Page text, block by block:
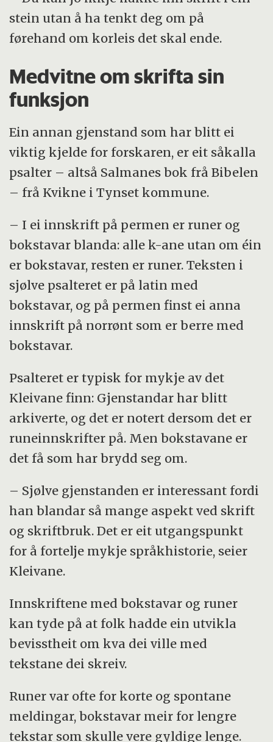
stein utan å ha tenkt deg om på
førehand om korleis det skal ende.
Medvitne om skrifta sin
funksjon
Ein annan gjenstand som har blitt ei
viktig kjelde for forskaren, er eit såkalla
psalter – altså Salmanes bok frå Bibelen
– frå Kvikne i Tynset kommune.
– I ei innskrift på permen er runer og
bokstavar blanda: alle k-ane utan om éin
er bokstavar, resten er runer. Teksten i
sjølve psalteret er på latin med
bokstavar, og på permen finst ei anna
innskrift på norrønt som er berre med
bokstavar.
Psalteret er typisk for mykje av det
Kleivane finn: Gjenstandar har blitt
arkiverte, og det er notert dersom det er
runeinnskrifter på. Men bokstavane er
det få som har brydd seg om.
– Sjølve gjenstanden er interessant fordi
han blandar så mange aspekt ved skrift
og skriftbruk. Det er eit utgangspunkt
for å fortelje mykje språkhistorie, seier
Kleivane.
Innskriftene med bokstavar og runer
kan tyde på at folk hadde ein utvikla
bevisstheit om kva dei ville med
tekstane dei skreiv.
Runer var ofte for korte og spontane
meldingar, bokstavar meir for lengre
tekstar som skulle vere gyldige lenge.